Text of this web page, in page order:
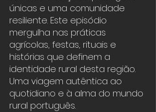
únicas e uma comunidade
resiliente. Este episódio
mergulha nas práticas
agrícolas, festas, rituais e
histórias que definem a
identidade rural desta região.
Uma viagem autêntica ao
quotidiano e à alma do mundo
rural português.